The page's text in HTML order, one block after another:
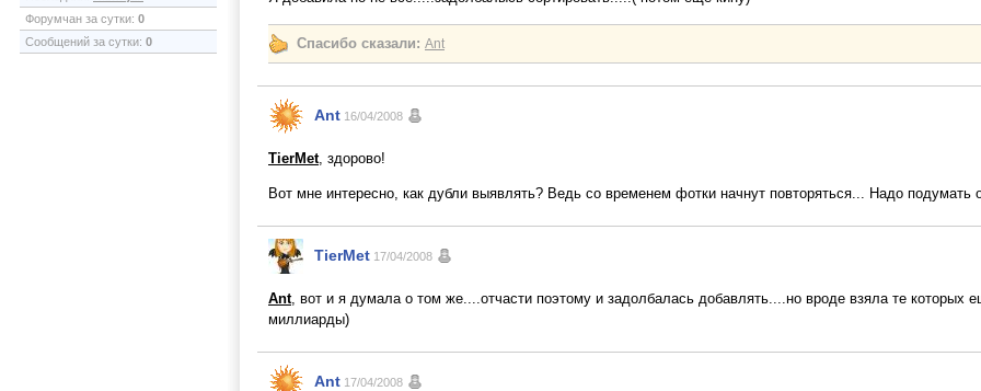
Форумчан за сутки: 0
Сообщений за сутки: 0 Спасибо сказали: Ant
Ant 16/04/2008
TierMet, здорово!
Вот мне интересно, как дубли выявлять? Ведь со временем фотки начнут повторяться... Надо подумать
TierMet 17/04/2008
Ant, вот и я думала о том же....отчасти поэтому и задолбалась добавлять....но вроде взяла те
миллиарды)
Ant 17/04/2008